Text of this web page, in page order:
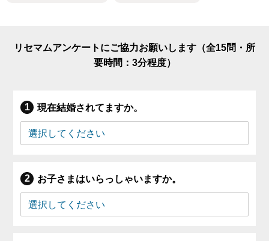
リセマムアンケートにご協力お願いします（全15問・所
要時間：3分程度）
現在結婚されてますか。
お子さまはいらっしゃいますか。